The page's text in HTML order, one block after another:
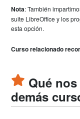
Nota: También
suite LibreOffice y los
esta opción.
Curso relacionado
Qué
demás